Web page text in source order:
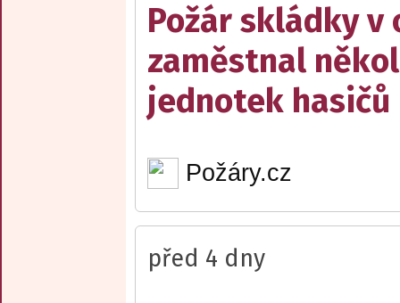
Požár skládky v
zaměstnal
jednotek hasičů
Požáry.cz
před 4 dny